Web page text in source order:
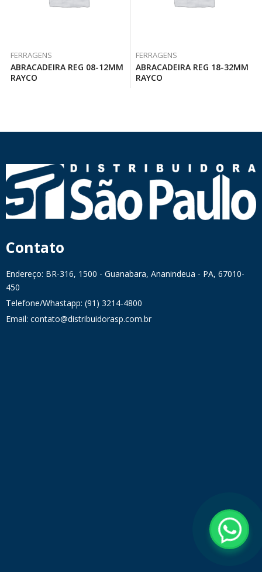
FERRAGENS
ABRACADEIRA REG 08-12MM
RAYCO
FERRAGENS
ABRACADEIRA REG 18-32MM
RAYCO
Contato
Endereço: BR-316, 1500 - Guanabara, Ananindeua - PA, 67010-
450
Telefone/Whastapp: (91) 3214-4800
Email: contato@distribuidorasp.com.br